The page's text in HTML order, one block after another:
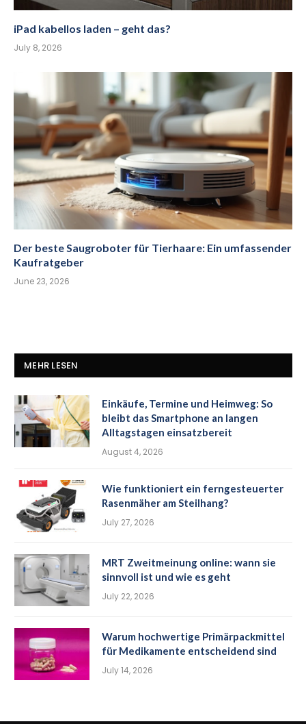
iPad kabellos laden – geht das?
July 8, 2026
Der beste Saugroboter für Tierhaare: Ein umfassender
Kaufratgeber
June 23, 2026
MEHR LESEN
Einkäufe, Termine und Heimweg: So
bleibt das Smartphone an langen
Alltagstagen einsatzbereit
August 4, 2026
Wie funktioniert ein ferngesteuerter
Rasenmäher am Steilhang?
July 27, 2026
MRT Zweitmeinung online: wann sie
sinnvoll ist und wie es geht
July 22, 2026
Warum hochwertige Primärpackmittel
für Medikamente entscheidend sind
July 14, 2026